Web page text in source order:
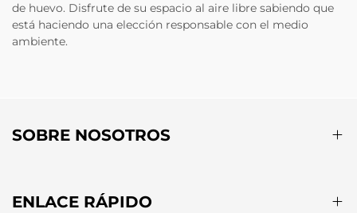
de huevo. Disfrute de su espacio al aire libre sabiendo que
está haciendo una elección responsable con el medio
ambiente.
SOBRE NOSOTROS
ENLACE RÁPIDO